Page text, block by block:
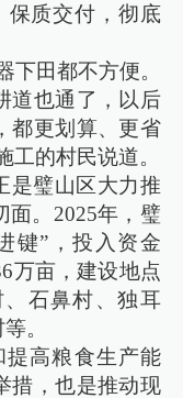
保质交付，彻底
下田都不方便。
道也通了，以后
都更划算、更省
工的村民说道。
是璧山区大力推
面。2025年，璧
键”，投入资金
万亩，建设地点
石鼻村、独耳
。
提高粮食生产能
措，也是推动现